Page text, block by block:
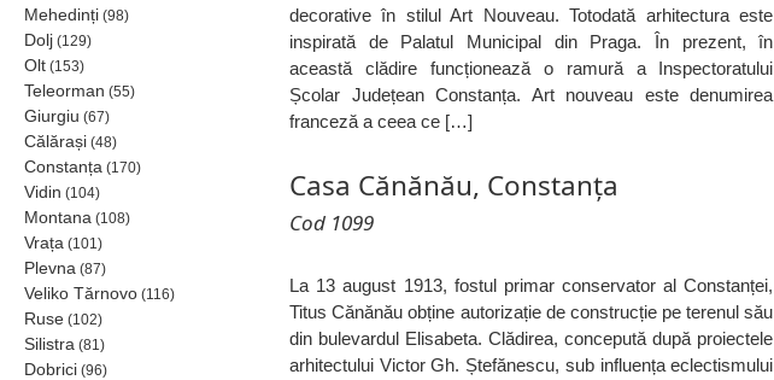
Mehedinți (98)
Dolj (129)
Olt (153)
Teleorman (55)
Giurgiu (67)
Călărași (48)
Constanța (170)
Vidin (104)
Montana (108)
Vrața (101)
Plevna (87)
Veliko Tărnovo (116)
Ruse (102)
Silistra (81)
Dobrici (96)
decorative în stilul Art Nouveau. Totodată arhitectura este
inspirată de Palatul Municipal din Praga. În prezent, în
această clădire funcționează o ramură a Inspectoratului
Școlar Județean Constanța. Art nouveau este denumirea
franceză a ceea ce […]
Casa Cănănău, Constanța
Cod 1099
La 13 august 1913, fostul primar conservator al Constanței,
Titus Cănănău obține autorizație de construcție pe terenul său
din bulevardul Elisabeta. Clădirea, concepută după proiectele
arhitectului Victor Gh. Ștefănescu, sub influența eclectismului